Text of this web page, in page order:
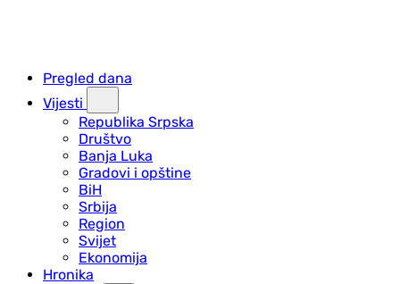
Pregled dana
Vijesti
Republika Srpska
Društvo
Banja Luka
Gradovi i opštine
BiH
Srbija
Region
Svijet
Ekonomija
Hronika